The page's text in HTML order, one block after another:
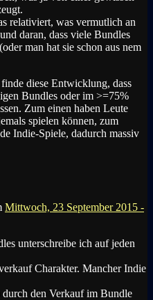
relativiert, was vermutlich an
daran, dass viele Bundles
man hat sie schon aus nem
diese Entwicklung, dass
Bundles oder im >=75%
Zum einen haben Leute
spielen können, zum
Indie-Spiele, dadurch massiv
Mittwoch, 23 September 2015 -
unterschreibe ich auf jeden
Charakter. Mancher Indie
den Verkauf im Bundle